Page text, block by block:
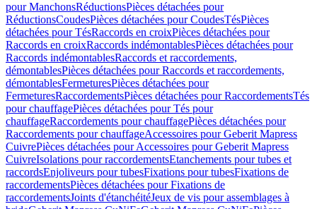
pour ManchonsRéductionsPièces détachées pour
RéductionsCoudesPièces détachées pour CoudesTésPièces
détachées pour TésRaccords en croixPièces détachées pour
Raccords en croixRaccords indémontablesPièces détachées pour
Raccords indémontablesRaccords et raccordements,
démontablesPièces détachées pour Raccords et raccordements,
démontablesFermeturesPièces détachées pour
FermeturesRaccordementsPièces détachées pour RaccordementsTés
pour chauffagePièces détachées pour Tés pour
chauffageRaccordements pour chauffagePièces détachées pour
Raccordements pour chauffageAccessoires pour Geberit Mapress
CuivrePièces détachées pour Accessoires pour Geberit Mapress
CuivreIsolations pour raccordementsEtanchements pour tubes et
raccordsEnjoliveurs pour tubesFixations pour tubesFixations de
raccordementsPièces détachées pour Fixations de
raccordementsJoints d'étanchéitéJeux de vis pour assemblages à